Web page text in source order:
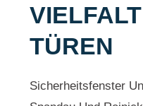
TÜREN
Sicherheitsfenster